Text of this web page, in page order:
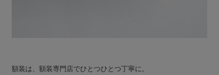
額装は、額装専門店でひとつひとつ丁寧に。